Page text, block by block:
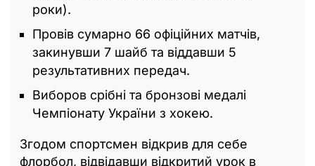
роки).
Провів сумарно 66 офіційних матчів,
закинувши 7 шайб та віддавши 5
результативних передач.
Виборов срібні та бронзові медалі
Чемпіонату України з хокею.
Згодом спортсмен відкрив для себе
флорбол, відвідавши відкритий урок в